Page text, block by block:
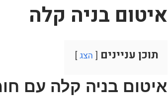
איטום בניה קלה
תוכן עניינים הצג
איטום בניה קלה עם